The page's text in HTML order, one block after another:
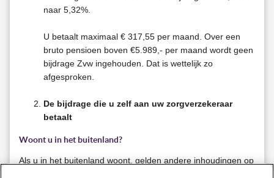
naar 5,32%.
U betaalt maximaal € 317,55 per maand. Over een
bruto pensioen boven €5.989,- per maand wordt geen
bijdrage Zvw ingehouden. Dat is wettelijk zo
afgesproken.
De bijdrage die u zelf aan uw zorgverzekeraar
betaalt
Woont u in het buitenland?
Als u in het buitenland woont, gelden andere inhoudingen op